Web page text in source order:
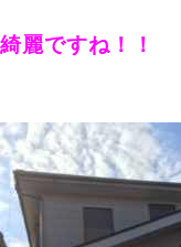
綺麗ですね！！